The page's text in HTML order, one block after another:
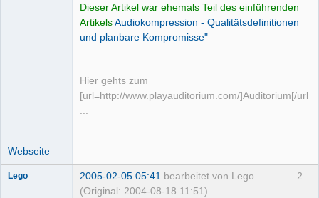
Dieser Artikel war ehemals Teil des einführenden
ArtikelsAudiokompression - Qualitätsdefinitionen
und planbare Kompromisse"
Hier gehts zum
[url=http://www.playauditorium.com/]Auditorium[/url]
...
Webseite
2
Lego 2005-02-05 05:41 bearbeitet von Lego
(Original: 2004-08-18 11:51)